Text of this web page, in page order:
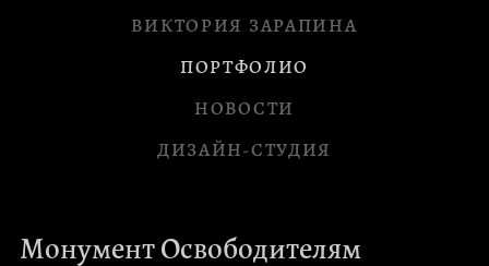
ВИКТОРИЯ ЗАРАПИНА
ПОРТФОЛИО
НОВОСТИ
ДИЗАЙН-СТУДИЯ
Монумент Освободителям